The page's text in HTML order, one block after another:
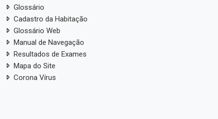
Glossário
Cadastro da Habitação
Glossário Web
Manual de Navegação
Resultados de Exames
Mapa do Site
Corona Vírus